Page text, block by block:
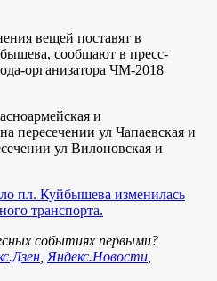
вещей поставят в
сообщают в пресс-
организатора ЧМ-2018
и
пересечении ул Чапаевская и
ул Вилоновская и
пл. Куйбышева изменилась
транспорта.
событиях первыми?
Яндекс.Новости